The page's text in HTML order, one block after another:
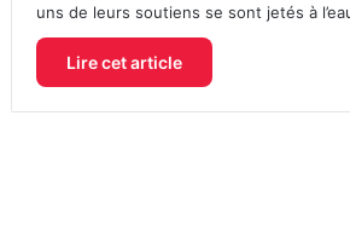
uns de leurs soutiens se sont jetés à
Lire cet article